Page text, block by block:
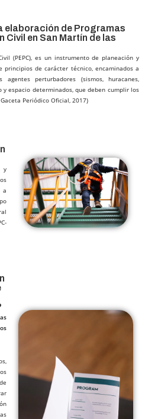
elaboración de Programas
en San Martín de las
(PEPC), es un instrumento de planeación y
de carácter técnico, encaminados a
perturbadores (sismos, huracanes,
espacio determinados, que deben cumplir los
Periódico Oficial, 2017)
y
a